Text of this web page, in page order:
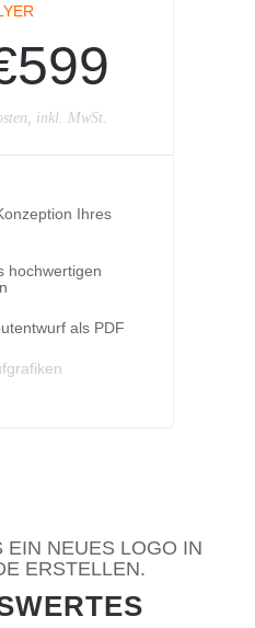
inkl. MwSt.
Ihres
hochwertigen
als PDF
EIN NEUES LOGO IN
ERSTELLEN.